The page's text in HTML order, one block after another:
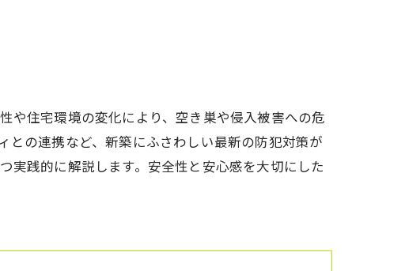
や住宅環境の変化により、空き巣や侵入被害への危
の連携など、新築にふさわしい最新の防犯対策が
実践的に解説します。安全性と安心感を大切にした